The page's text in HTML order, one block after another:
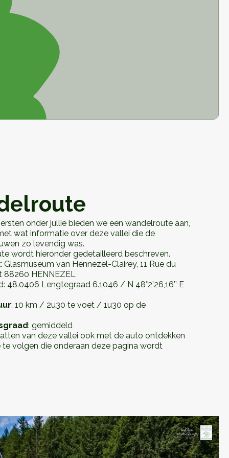
onder jullie bieden we een wandelroute aan,
wat informatie over deze vallei die de
zo levendig was.
wordt hieronder gedetailleerd beschreven.
Glasmuseum van Hennezel-Clairey, 11 Rue du
88260 HENNEZEL
48.0406 Lengtegraad 6.1046 / N 48°2’26,16’’ E
: 10 km / 2u30 te voet / 1u30 op de
: gemiddeld
van deze vallei ook met de auto ontdekken
volgen die onderaan deze pagina wordt